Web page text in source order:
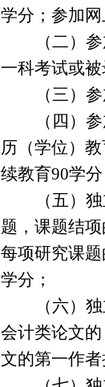
学分；参加
（二）
一科考试或
（三）
（四）
历（学位）
续教育90学分
（五）
题，课题结
每项研究课
学分；
（六）
会计类论文
文的第一作